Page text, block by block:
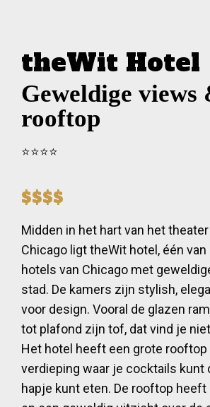
theWit Hotel
Geweldige views
rooftop
⭐️⭐️⭐️⭐️
$$$$
Midden in het hart van het
Chicago ligt theWit hotel, één
hotels van Chicago met
stad. De kamers zijn stylish,
voor design. Vooral de glazen
tot plafond zijn tof, dat vind je
Het hotel heeft een grote rooftop
verdieping waar je cocktails kunt
hapje kunt eten. De rooftop heeft